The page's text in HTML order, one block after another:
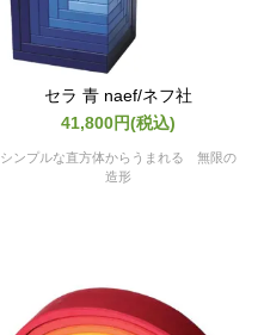
セラ 青 naef/ネフ社
41,800円(税込)
シンプルな直方体からうまれる 無限の
造形